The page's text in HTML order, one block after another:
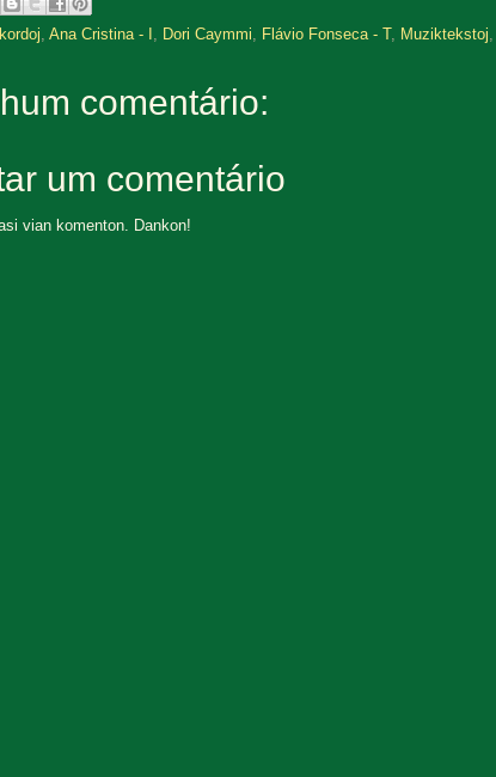
Ana Cristina - I Dori Caymmi Flávio Fonseca - T, Muziktekstoj
comentário:
um comentário
vian komenton. Dankon!